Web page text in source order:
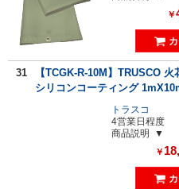
￥
31
【TCGK-R-10M】TRUSCO
シリコンコーティング
トラスコ
4営業日程度
商品説明
￥